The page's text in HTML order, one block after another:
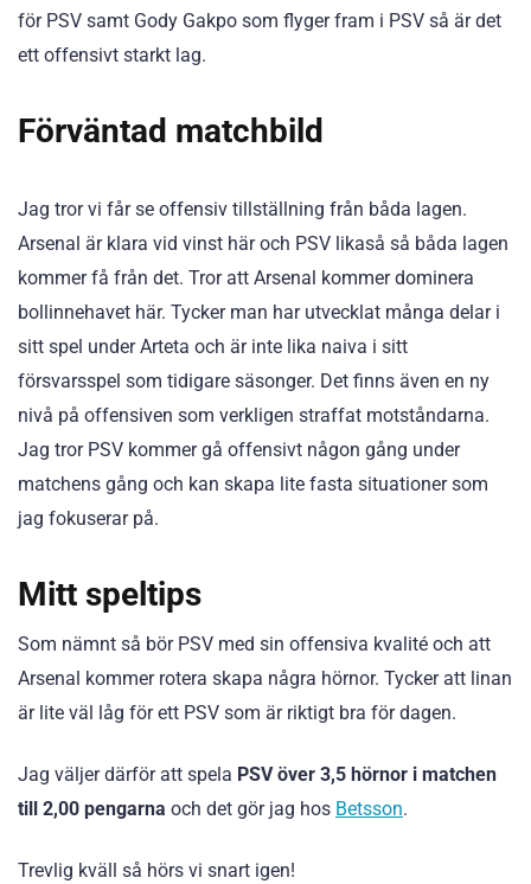
för PSV samt Gody Gakpo som flyger fram i PSV så är det
ett offensivt starkt lag.
Förväntad matchbild
Jag tror vi får se offensiv tillställning från båda lagen.
Arsenal är klara vid vinst här och PSV likaså så båda lagen
kommer få från det. Tror att Arsenal kommer dominera
bollinnehavet här. Tycker man har utvecklat många delar i
sitt spel under Arteta och är inte lika naiva i sitt
försvarsspel som tidigare säsonger. Det finns även en ny
nivå på offensiven som verkligen straffat motståndarna.
Jag tror PSV kommer gå offensivt någon gång under
matchens gång och kan skapa lite fasta situationer som
jag fokuserar på.
Mitt speltips
Som nämnt så bör PSV med sin offensiva kvalité och att
Arsenal kommer rotera skapa några hörnor. Tycker att linan
är lite väl låg för ett PSV som är riktigt bra för dagen.
Jag väljer därför att spela PSV över 3,5 hörnor i matchen
till 2,00 pengarna och det gör jag hos Betsson.
Trevlig kväll så hörs vi snart igen!